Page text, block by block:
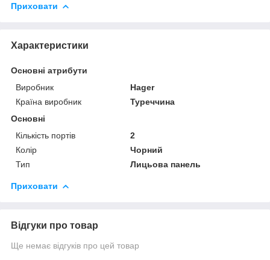
Приховати
Характеристики
Основні атрибути
Виробник
Hager
Країна виробник
Туреччина
Основні
Кількість портів
2
Колір
Чорний
Тип
Лицьова панель
Приховати
Відгуки про товар
Ще немає відгуків про цей товар